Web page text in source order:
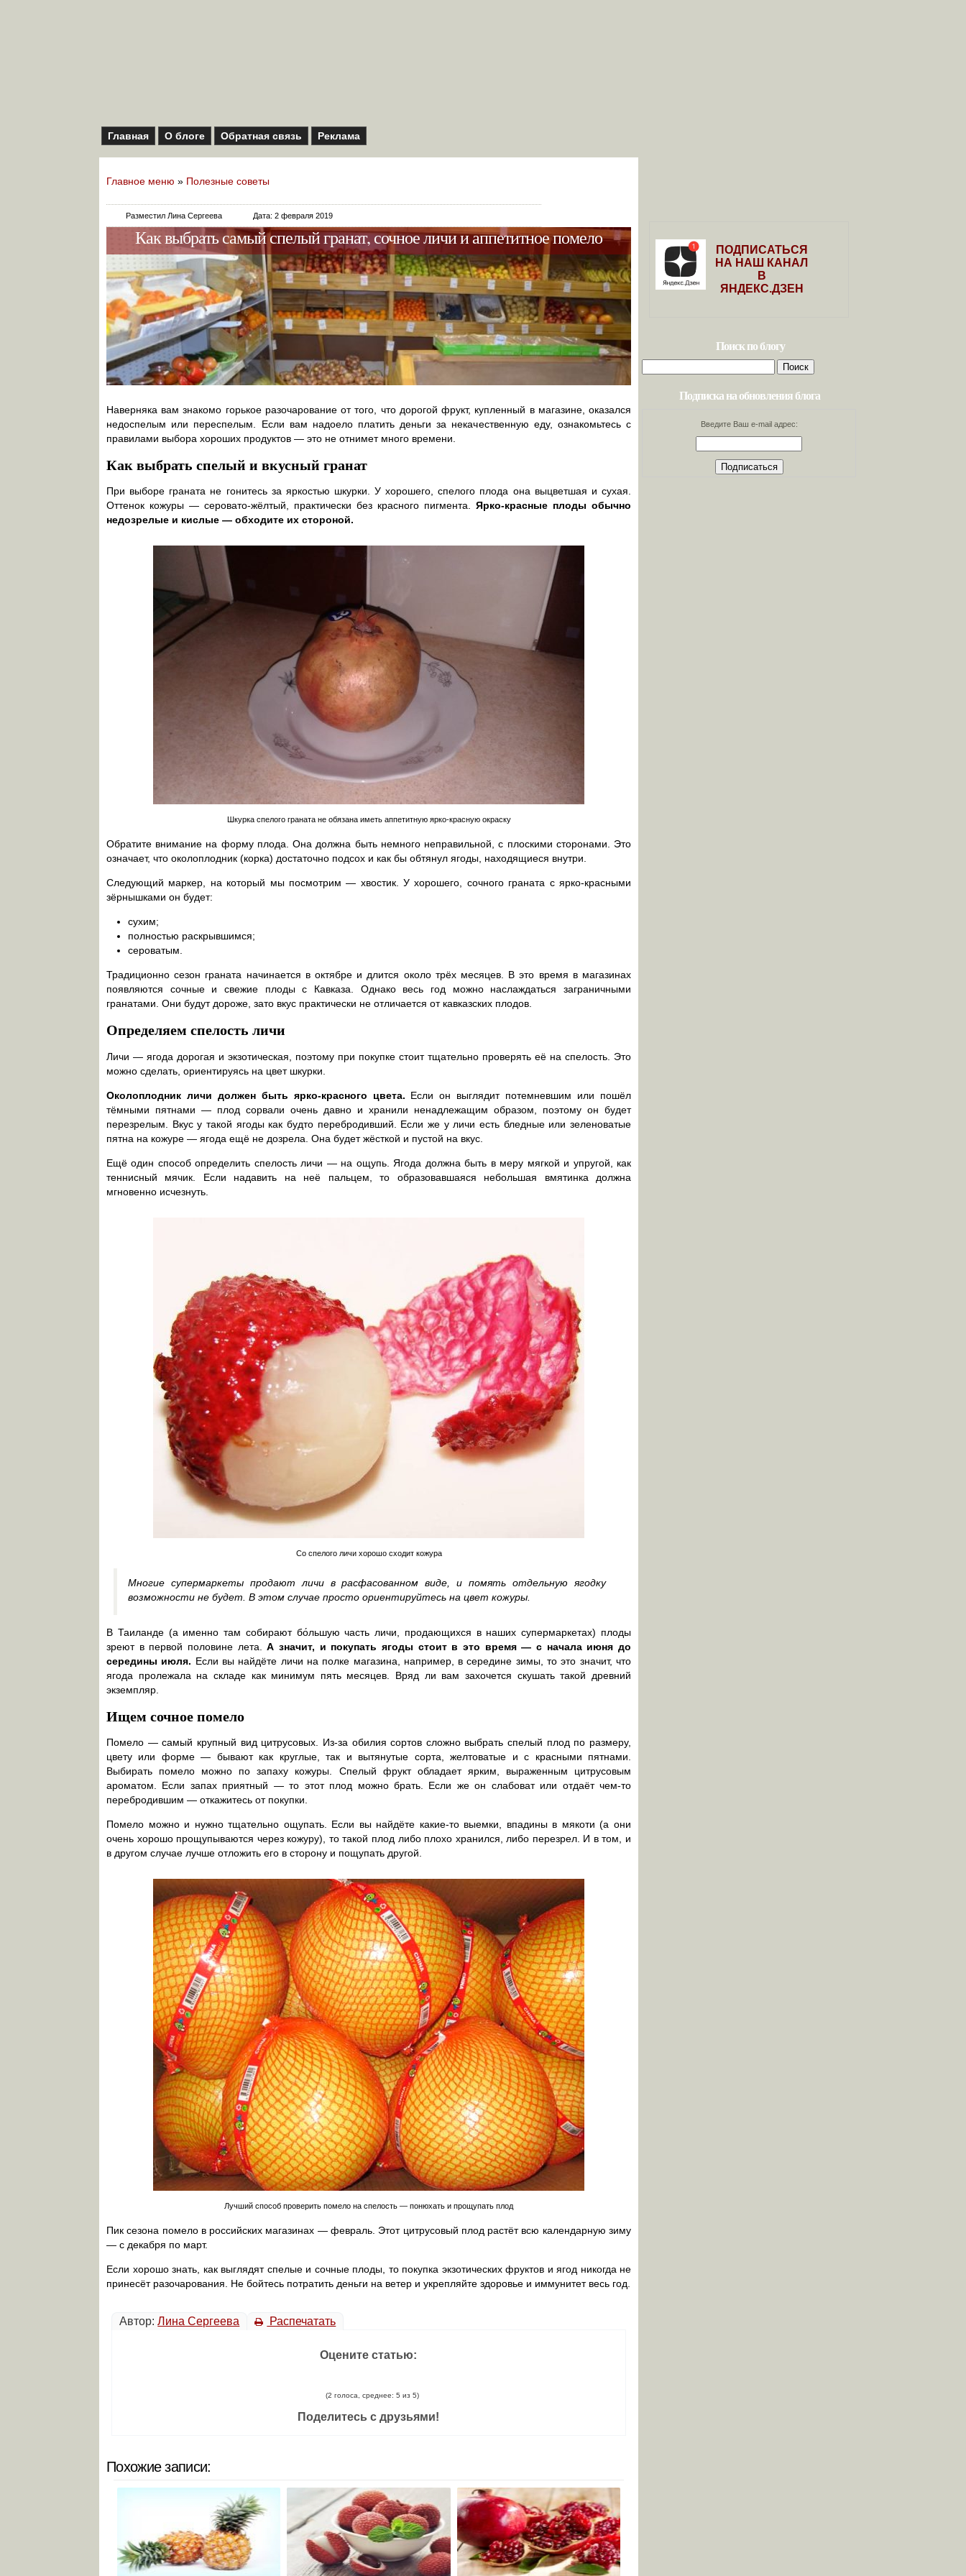
Главная О блоге Обратная связь Реклама
Главное меню » Полезные советы
Разместил Лина Сергеева Дата: 2 февраля 2019
Как выбрать самый спелый гранат, сочное личи и аппетитное помело
Наверняка вам знакомо горькое разочарование от того, что дорогой фрукт, купленный в магазине, оказался
недоспелым или переспелым. Если вам надоело платить деньги за некачественную еду, ознакомьтесь с
правилами выбора хороших продуктов — это не отнимет много времени.
Как выбрать спелый и вкусный гранат
При выборе граната не гонитесь за яркостью шкурки. У хорошего, спелого плода она выцветшая и сухая.
Оттенок кожуры — серовато-жёлтый, практически без красного пигмента. Ярко-красные плоды обычно
недозрелые и кислые — обходите их стороной.
Шкурка спелого граната не обязана иметь аппетитную ярко-красную окраску
Обратите внимание на форму плода. Она должна быть немного неправильной, с плоскими сторонами. Это
означает, что околоплодник (корка) достаточно подсох и как бы обтянул ягоды, находящиеся внутри.
Следующий маркер, на который мы посмотрим — хвостик. У хорошего, сочного граната с ярко-красными
зёрнышками он будет:
сухим;
полностью раскрывшимся;
сероватым.
Традиционно сезон граната начинается в октябре и длится около трёх месяцев. В это время в магазинах
появляются сочные и свежие плоды с Кавказа. Однако весь год можно наслаждаться заграничными
гранатами. Они будут дороже, зато вкус практически не отличается от кавказских плодов.
Определяем спелость личи
Личи — ягода дорогая и экзотическая, поэтому при покупке стоит тщательно проверять её на спелость. Это
можно сделать, ориентируясь на цвет шкурки.
Околоплодник личи должен быть ярко-красного цвета. Если он выглядит потемневшим или пошёл
тёмными пятнами — плод сорвали очень давно и хранили ненадлежащим образом, поэтому он будет
перезрелым. Вкус у такой ягоды как будто перебродивший. Если же у личи есть бледные или зеленоватые
пятна на кожуре — ягода ещё не дозрела. Она будет жёсткой и пустой на вкус.
Ещё один способ определить спелость личи — на ощупь. Ягода должна быть в меру мягкой и упругой, как
теннисный мячик. Если надавить на неё пальцем, то образовавшаяся небольшая вмятинка должна
мгновенно исчезнуть.
Со спелого личи хорошо сходит кожура
Многие супермаркеты продают личи в расфасованном виде, и помять отдельную ягодку
возможности не будет. В этом случае просто ориентируйтесь на цвет кожуры.
В Таиланде (а именно там собирают бо́льшую часть личи, продающихся в наших супермаркетах) плоды
зреют в первой половине лета.А значит, и покупать ягоды стоит в это время — с начала июня до
середины июля. Если вы найдёте личи на полке магазина, например, в середине зимы, то это значит, что
ягода пролежала на складе как минимум пять месяцев. Вряд ли вам захочется скушать такой древний
экземпляр.
Ищем сочное помело
Помело — самый крупный вид цитрусовых. Из-за обилия сортов сложно выбрать спелый плод по размеру,
цвету или форме — бывают как круглые, так и вытянутые сорта, желтоватые и с красными пятнами.
Выбирать помело можно по запаху кожуры. Спелый фрукт обладает ярким, выраженным цитрусовым
ароматом. Если запах приятный — то этот плод можно брать. Если же он слабоват или отдаёт чем-то
перебродившим — откажитесь от покупки.
Помело можно и нужно тщательно ощупать. Если вы найдёте какие-то выемки, впадины в мякоти (а они
очень хорошо прощупываются через кожуру), то такой плод либо плохо хранился, либо перезрел. И в том, и
в другом случае лучше отложить его в сторону и пощупать другой.
Лучший способ проверить помело на спелость — понюхать и прощупать плод
Пик сезона помело в российских магазинах — февраль. Этот цитрусовый плод растёт всю календарную зиму
— с декабря по март.
Если хорошо знать, как выглядят спелые и сочные плоды, то покупка экзотических фруктов и ягод никогда не
принесёт разочарования. Не бойтесь потратить деньги на ветер и укрепляйте здоровье и иммунитет весь год.
Автор:Лина Сергеева Распечатать
Оцените статью:
(2 голоса, среднее: 5 из 5)
Поделитесь с друзьями!
Похожие записи:
ПОДПИСАТЬСЯ
НА НАШ КАНАЛ
В
ЯНДЕКС.ДЗЕН
Поиск по блогу
Найти:
Подписка на обновления блога
Введите Ваш e-mail адрес: